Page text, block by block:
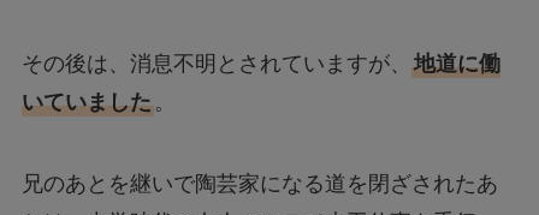
その後は、消息不明とされていますが、 地道に働
いていました。
兄のあとを継いで陶芸家になる道を閉ざされたあ